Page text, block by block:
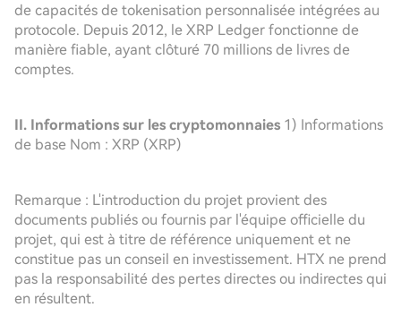
de capacités de tokenisation personnalisée intégrées au
protocole. Depuis 2012, le XRP Ledger fonctionne de
manière fiable, ayant clôturé 70 millions de livres de
comptes.
II. Informations sur les cryptomonnaies 1) Informations
de base Nom : XRP (XRP)
Remarque : L'introduction du projet provient des
documents publiés ou fournis par l'équipe officielle du
projet, qui est à titre de référence uniquement et ne
constitue pas un conseil en investissement. HTX ne prend
pas la responsabilité des pertes directes ou indirectes qui
en résultent.